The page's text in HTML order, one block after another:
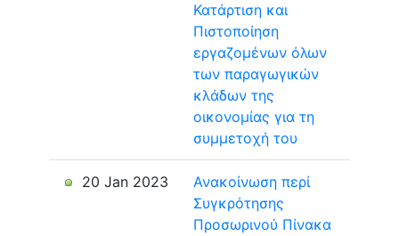
Κατάρτιση και
Πιστοποίηση
εργαζομένων όλων
των παραγωγικών
κλάδων της
οικονομίας για τη
συμμετοχή του
20 Jan 2023
Ανακοίνωση περί
Συγκρότησης
Προσωρινού Πίνακα